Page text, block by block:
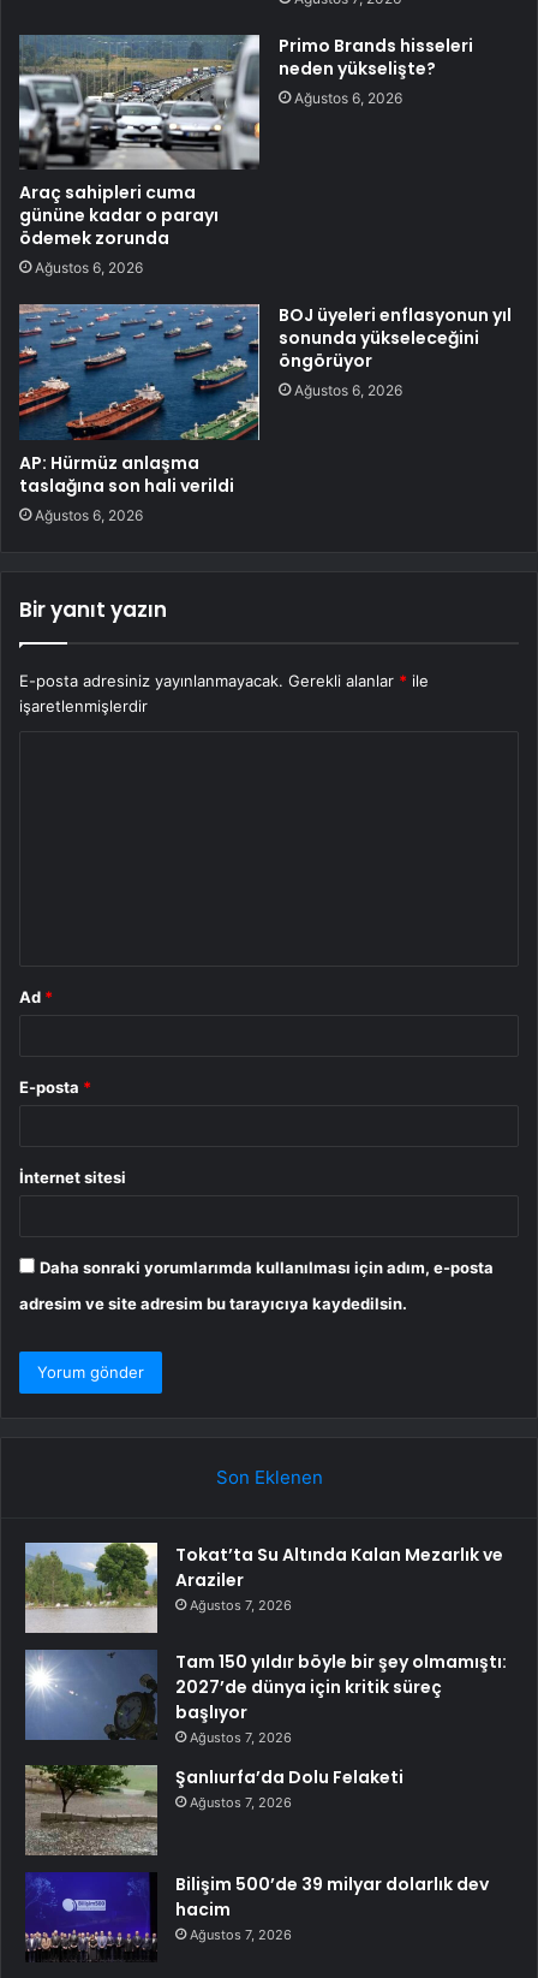
Araç sahipleri cuma
gününe kadar o parayı
ödemek zorunda
Ağustos 6, 2026
Primo Brands hisseleri
neden yükselişte?
Ağustos 6, 2026
AP: Hürmüz anlaşma
taslağına son hali verildi
Ağustos 6, 2026
BOJ üyeleri enflasyonun yıl
sonunda yükseleceğini
öngörüyor
Ağustos 6, 2026
Bir yanıt yazın
E-posta adresiniz yayınlanmayacak. Gerekli alanlar * ile
işaretlenmişlerdir
Ad *
E-posta *
İnternet sitesi
Daha sonraki yorumlarımda kullanılması için adım, e-posta
adresim ve site adresim bu tarayıcıya kaydedilsin.
Son Eklenen
Tokat’ta Su Altında Kalan Mezarlık ve
Araziler
Ağustos 7, 2026
Tam 150 yıldır böyle bir şey olmamıştı:
2027’de dünya için kritik süreç
başlıyor
Ağustos 7, 2026
Şanlıurfa’da Dolu Felaketi
Ağustos 7, 2026
Bilişim 500’de 39 milyar dolarlık dev
hacim
Ağustos 7, 2026